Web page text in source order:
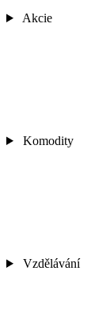
Akcie
Komodity
Vzdělávání